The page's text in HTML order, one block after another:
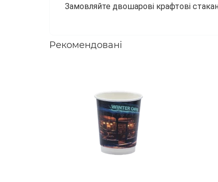
Замовляйте двошарові крафтові
Рекомендовані